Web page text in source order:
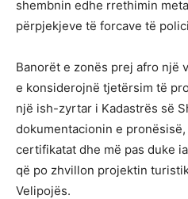
shembnin edhe rrethimin
përpjekjeve të forcave të
Banorët e zonës prej afro një
e konsiderojnë tjetërsim të
një ish-zyrtar i Kadastrës së
dokumentacionin e
certifikatat dhe më pas duke
që po zhvillon projektin
Velipojës.